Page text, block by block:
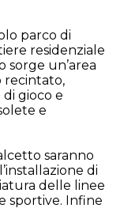
parco di
residenziale
sorge un’area
recintato,
gioco e
e
saranno
di
delle linee
sportive. Infine